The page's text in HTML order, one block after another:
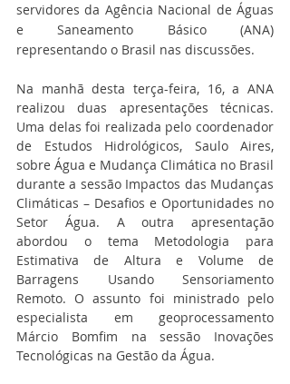
servidores da Agência Nacional de Águas
e Saneamento Básico (ANA)
representando o Brasil nas discussões.
Na manhã desta terça-feira, 16, a ANA
realizou duas apresentações técnicas.
Uma delas foi realizada pelo coordenador
de Estudos Hidrológicos, Saulo Aires,
sobre Água e Mudança Climática no Brasil
durante a sessão Impactos das Mudanças
Climáticas – Desafios e Oportunidades no
Setor Água. A outra apresentação
abordou o tema Metodologia para
Estimativa de Altura e Volume de
Barragens Usando Sensoriamento
Remoto. O assunto foi ministrado pelo
especialista em geoprocessamento
Márcio Bomfim na sessão Inovações
Tecnológicas na Gestão da Água.